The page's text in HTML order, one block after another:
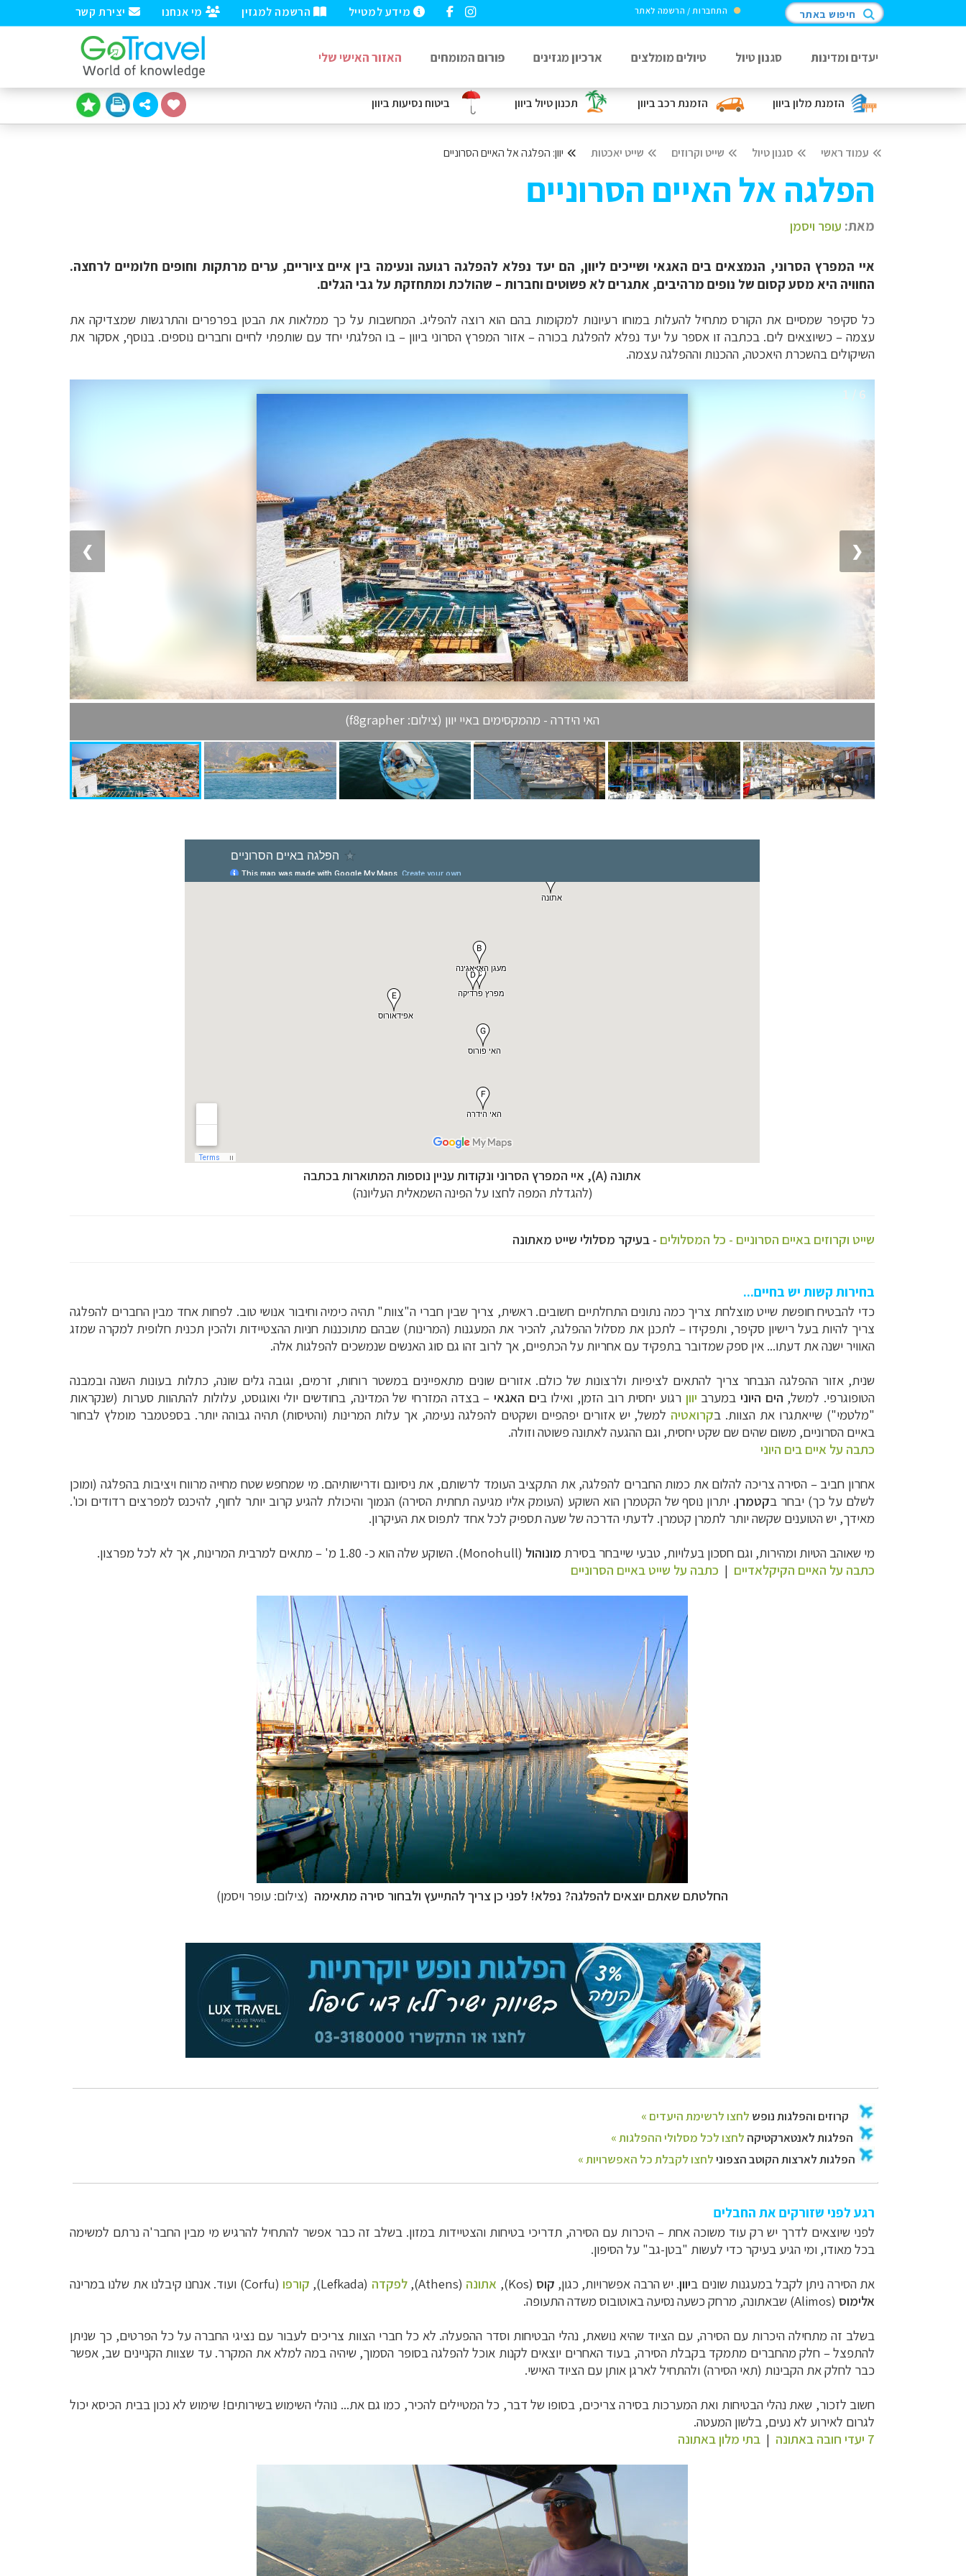
הזמנת מלוןביוון הזמנת רכבביוון תכנון טיול ביוון ביטוח נסיעותביוון
יצירת קשר מי אנחנו הרשמה למגזין מידע למטייל התחברות / הרשמה לאתר חיפוש באתר
יעדים ומדינות סגנון טיול טיולים מומלצים ארכיון מגזינים פורום המומחים האזור האישי שלי
עמוד ראשי סגנון טיול שייט וקרוזים שייט יאכטות יוון: הפלגה אל האיים הסרוניים
הפלגה אל האיים הסרוניים
מאת: עופר ויסמן
איי המפרץ הסרוני, הנמצאים בים האגאי ושייכים ליוון, הם יעד נפלא להפלגה רגועה ונעימה בין איים ציוריים, ערים מרתקות וחופים חלומיים לרחצה.
החוויה היא מסע קסום של נופים מרהיבים, אתגרים לא פשוטים וחברות – שהולכת ומתחזקת על גבי הגלים.
כל סקיפר שמסיים את הקורס מתחיל להעלות במוחו רעיונות למקומות בהם הוא רוצה להפליג. המחשבות על כך ממלאות את הבטן בפרפרים והתרגשות שמצדיקה את
עצמה – כשיוצאים לים. בכתבה זו אספר על יעד נפלא להפלגת בכורה – אזור המפרץ הסרוני ביוון – בו הפלגתי יחד עם שותפתי לחיים וחברים נוספים. בנוסף, אסקור את
השיקולים בהשכרת היאכטה, ההכנות וההפלגה עצמה.
1 / 6
❯ ❮
האי הידרה - מהמקסימים באיי יוון (צילום: f8grapher)
אתונה (A), איי המפרץ הסרוני ונקודות עניין נוספות המתוארות בכתבה
(להגדלת המפה לחצו על הפינה השמאלית העליונה)
שייט וקרוזים באיים הסרוניים - כל המסלולים - בעיקר מסלולי שייט מאתונה
בחירות קשות יש בחיים...
כדי להבטיח חופשת שייט מוצלחת צריך כמה נתונים התחלתיים חשובים.ראשית, צריך שבין חברי ה"צוות" תהיה כימיה וחיבור אנושי טוב. לפחות אחד מבין החברים להפלגה
צריך להיות בעל רישיון סקיפר, ותפקידו– לתכנן את מסלול ההפלגה, להכיר את המעגנות (המרינות) שבהם מתוכננות חניות ההצטיידות ולהכין תכנית חלופית למקרה שמזג
האוויר ישנה את דעתו... אין ספק שמדובר בתפקיד עם אחריות על הכתפיים, אך לרוב זהו גם סוג האנשים שנמשכים להפלגות אלה.
שנית, אזור ההפלגה הנבחר צריך להתאים לציפיות ולרצונות של כולם. אזורים שונים מתאפיינים במשטר רוחות, זרמים, וגובה גלים שונה, כתלות בעונות השנה ובמבנה
הטופוגרפי. למשל, הים היוניבמערב יוון רגוע יחסית רוב הזמן, ואילו בים האגאי –בצדה המזרחי של המדינה, בחודשים יולי ואוגוסט, עלולות להתהוות סערות (שנקראות
"מלטמי") שייאתגרו את הצוות. בקרואטיה למשל, יש אזורים יפהפיים ושקטים להפלגה נעימה, אך עלות המרינות (והטיסות) תהיה גבוהה יותר. בספטמבר מומלץ לבחור
באיים הסרוניים, משום שהים שם שקט יחסית, וגם ההגעה לאתונה פשוטה וזולה.
כתבה על איים בים היוני
אחרון חביב – הסירה צריכה להלום את כמות החברים להפלגה, את התקציב העומד לרשותם, את ניסיונם ודרישותיהם. מי שמחפש שטח מחייה מרווח ויציבות בהפלגה (ומוכן
לשלם על כך) יבחר בקטמרן. יתרון נוסף של הקטמרן הוא השוקע (העומק אליו מגיעה תחתית הסירה) הנמוך והיכולת להגיע קרוב יותר לחוף, להיכנס למפרצים רדודים וכו'.
מאידך, יש הטוענים שקשה יותר לתמרן קטמרן. לדעתי הדרכה של שעה תספיק לכל אחד לתפוס את העיקרון.
מי שאוהב הטיות ומהירות, וגם חסכון בעלויות, טבעי שייבחר בסירת מונוהול (
Monohull). השוקע שלה הוא כ- 1.80 מ' – מתאים למרבית המרינות, אך לא לכל מפרצון.
כתבה על האיים הקיקלאדיים | כתבה על שייט באיים הסרוניים
החלטתם שאתם יוצאים להפלגה? נפלא! לפני כן צריך להתייעץ ולבחור סירה מתאימה (צילום: עופר ויסמן)
קרוזים והפלגות נופשלחצו לרשימת היעדים »
הפלגות לאנטארקטיקהלחצו לכל מסלולי ההפלגות »
הפלגות לארצות הקוטב הצפונילחצו לקבלת כל האפשרויות »
רגע לפני שזורקים את החבלים
לפני שיוצאים לדרך יש רק עוד משוכה אחת – היכרות עם הסירה, תדריכי בטיחות והצטיידות במזון. בשלב זה כבר אפשר להתחיל להרגיש מי מבין החבר'ה נרתם למשימה
בכל מאודו, ומי הגיע בעיקר כדי לעשות "בטן-גב" על הסיפון.
את הסירה ניתן לקבל במעגנות שונים ביוון. יש הרבה אפשרויות, כגון, קוס (
Kos
), אתונה (
Athens
),לפקדה (
Lefkada
), קורפו(
Corfu) ועוד. אנחנו קיבלנו את שלנו במרינה
אלימוס (
Alimos) שבאתונה, מרחק כשעה נסיעה באוטובוס משדה התעופה.
בשלב זה מתחילה היכרות עם הסירה, עם הציוד שהיא נושאת, נהלי הבטיחות וסדר ההפעלה. לא כל חברי הצוות צריכים לעבור עם נציגי החברה על כל הפרטים, כך שניתן
להתפצל – חלק מהחברים מתמקד בקבלת הסירה, בעוד האחרים יוצאים לקנות אוכל להפלגה בסופר הסמוך, שיהיה במה למלא את המקרר. עד שצוות הקניינים שב, אפשר
כבר לחלק את הקבינות (תאי הסירה) ולהתחיל לארגן אותן עם הציוד האישי.
חשוב לזכור, שאת נהלי הבטיחות ואת המערכות בסירה צריכים, בסופו של דבר, כל המטיילים להכיר, כמו גם את... נוהלי השימוש בשירותים! שימוש לא נכון בבית הכיסא יכול
לגרום לאירוע לא נעים, בלשון המעטה.
7 יעדי חובה באתונה
| בתי מלון באתונה